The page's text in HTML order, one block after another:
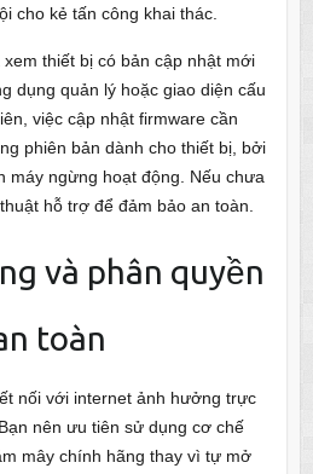
cho kẻ tấn công khai thác.
thiết bị có bản cập nhật mới
dụng quản lý hoặc giao diện cấu
việc cập nhật firmware cần
phiên bản dành cho thiết bị, bởi
máy ngừng hoạt động. Nếu chưa
hỗ trợ để đảm bảo an toàn.
và phân quyền
toàn
nối với internet ảnh hưởng trực
nên ưu tiên sử dụng cơ chế
mây chính hãng thay vì tự mở